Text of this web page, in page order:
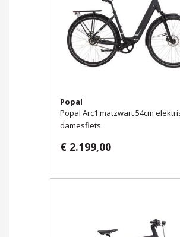
Popal
Popal Arc1 matzwart 54cm
damesfiets
€ 2.199,00